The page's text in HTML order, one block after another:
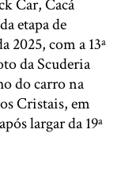
Car, Cacá
etapa de
com a 13ª
da Scuderia
do carro na
Cristais, em
largar da 19ª